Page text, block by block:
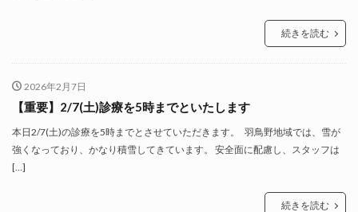
続きを読む
2026年2月7日
【重要】2/7(土)診療を5時までといたします
本日2/7(土)の診療を5時までとさせていただきます。 羽鳥野地域では、雪が
強くなっており、かなり積雪してきています。 安全面に配慮し、スタッフは
[…]
続きを読む